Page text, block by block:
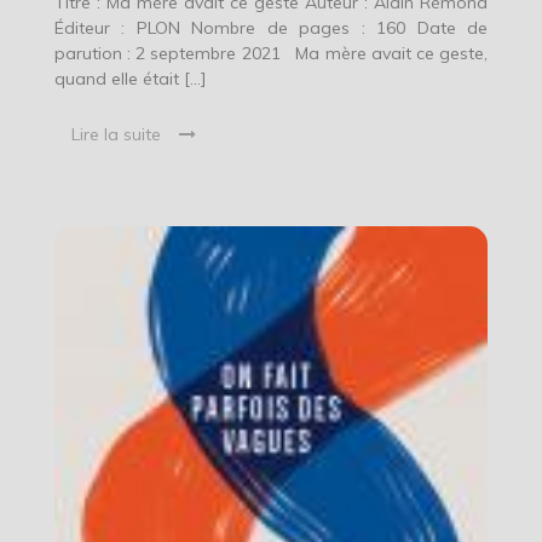
Éditeur : PLON Nombre de pages : 160 Date de
parution : 2 septembre 2021 Ma mère avait ce geste,
quand elle était […]
Lire la suite